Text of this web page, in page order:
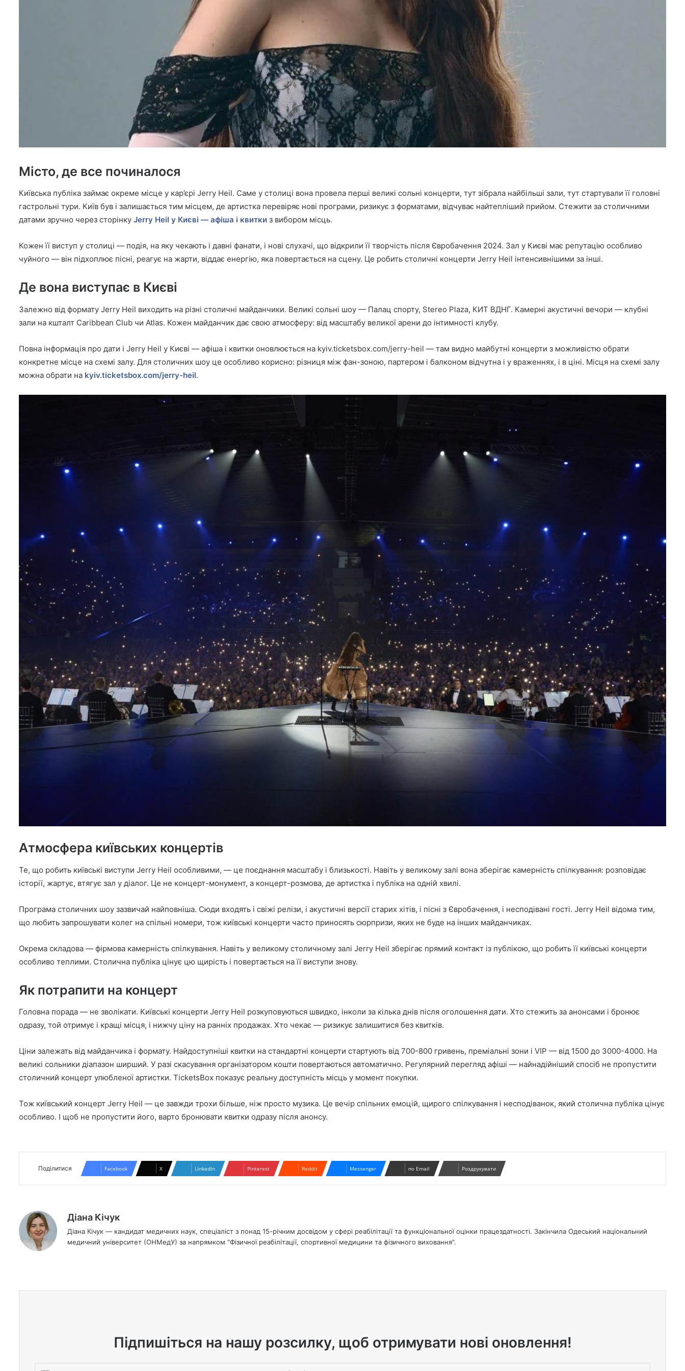
Місто, де все починалося
Київська публіка займає окреме місце у кар’єрі Jerry Heil. Саме у столиці вона провела перші великі сольні концерти, тут зібрала найбільші зали, тут стартували її головні
гастрольні тури. Київ був і залишається тим місцем, де артистка перевіряє нові програми, ризикує з форматами, відчуває найтепліший прийом. Стежити за столичними
датами зручно через сторінку Jerry Heil у Києві — афіша і квитки з вибором місць.
Кожен її виступ у столиці — подія, на яку чекають і давні фанати, і нові слухачі, що відкрили її творчість після Євробачення 2024. Зал у Києві має репутацію особливо
чуйного — він підхоплює пісні, реагує на жарти, віддає енергію, яка повертається на сцену. Це робить столичні концерти Jerry Heil інтенсивнішими за інші.
Де вона виступає в Києві
Залежно від формату Jerry Heil виходить на різні столичні майданчики. Великі сольні шоу — Палац спорту, Stereo Plaza, КИТ ВДНГ. Камерні акустичні вечори — клубні
зали на кшталт Caribbean Club чи Atlas. Кожен майданчик дає свою атмосферу: від масштабу великої арени до інтимності клубу.
Повна інформація про дати і Jerry Heil у Києві — афіша і квитки оновлюється на kyiv.ticketsbox.com/jerry-heil — там видно майбутні концерти з можливістю обрати
конкретне місце на схемі залу. Для столичних шоу це особливо корисно: різниця між фан-зоною, партером і балконом відчутна і у враженнях, і в ціні. Місця на схемі залу
можна обрати на kyiv.ticketsbox.com/jerry-heil.
Атмосфера київських концертів
Те, що робить київські виступи Jerry Heil особливими, — це поєднання масштабу і близькості. Навіть у великому залі вона зберігає камерність спілкування: розповідає
історії, жартує, втягує зал у діалог. Це не концерт-монумент, а концерт-розмова, де артистка і публіка на одній хвилі.
Програма столичних шоу зазвичай найповніша. Сюди входять і свіжі релізи, і акустичні версії старих хітів, і пісні з Євробачення, і несподівані гості. Jerry Heil відома тим,
що любить запрошувати колег на спільні номери, тож київські концерти часто приносять сюрпризи, яких не буде на інших майданчиках.
Окрема складова — фірмова камерність спілкування. Навіть у великому столичному залі Jerry Heil зберігає прямий контакт із публікою, що робить її київські концерти
особливо теплими. Столична публіка цінує цю щирість і повертається на її виступи знову.
Як потрапити на концерт
Головна порада — не зволікати. Київські концерти Jerry Heil розкуповуються швидко, інколи за кілька днів після оголошення дати. Хто стежить за анонсами і бронює
одразу, той отримує і кращі місця, і нижчу ціну на ранніх продажах. Хто чекає — ризикує залишитися без квитків.
Ціни залежать від майданчика і формату. Найдоступніші квитки на стандартні концерти стартують від 700-800 гривень, преміальні зони і VIP — від 1500 до 3000-4000. На
великі сольники діапазон ширший. У разі скасування організатором кошти повертаються автоматично. Регулярний перегляд афіші — найнадійніший спосіб не пропустити
столичний концерт улюбленої артистки. TicketsBox показує реальну доступність місць у момент покупки.
Тож київський концерт Jerry Heil — це завжди трохи більше, ніж просто музика. Це вечір спільних емоцій, щирого спілкування і несподіванок, який столична публіка цінує
особливо. І щоб не пропустити його, варто бронювати квитки одразу після анонсу.
Поділитися Facebook X LinkedIn Pinterest Reddit Messenger по Email Роздрукувати
Діана Кічук
Діана Кічук — кандидат медичних наук, спеціаліст з понад 15-річним досвідом у сфері реабілітації та функціональної оцінки працездатності. Закінчила Одеський національний
медичний університет (ОНМедУ) за напрямком "Фізичної реабілітації, спортивної медицини та фізичного виховання".
Підпишіться на нашу розсилку, щоб отримувати нові оновлення!